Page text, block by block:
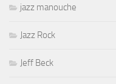
jazz manouche
Jazz Rock
Jeff Beck